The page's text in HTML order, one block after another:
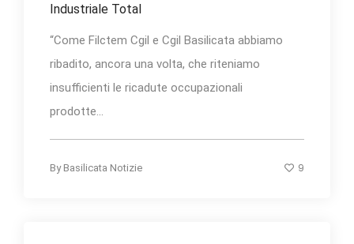
Industriale Total
“Come Filctem Cgil e Cgil Basilicata abbiamo
ribadito, ancora una volta, che riteniamo
insufficienti le ricadute occupazionali
prodotte...
By Basilicata Notizie 9